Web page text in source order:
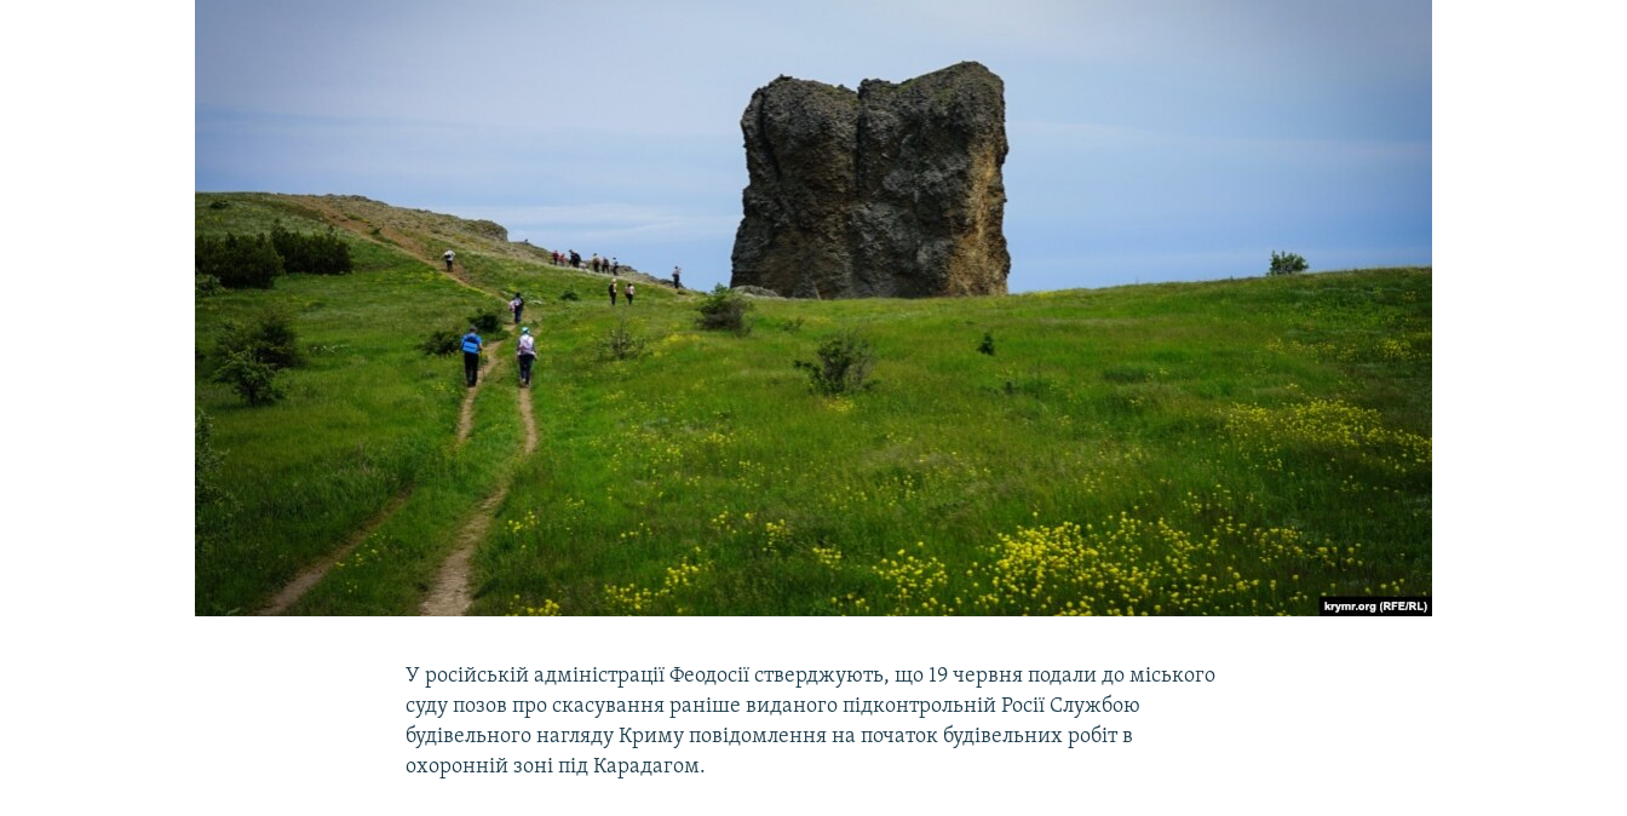
У російській адміністрації Феодосії стверджують, що 19 червня подали до міського
суду позов про скасування раніше виданого підконтрольній Росії Службою
будівельного нагляду Криму повідомлення на початок будівельних робіт в
охоронній зоні під Карадагом.